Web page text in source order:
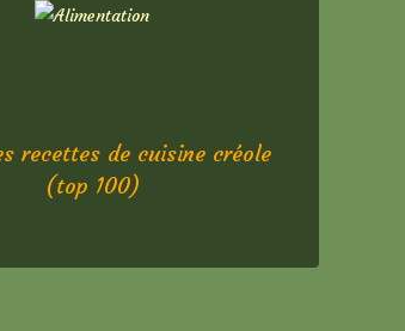
recettes de cuisine créole
(top 100)